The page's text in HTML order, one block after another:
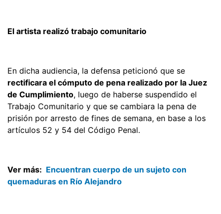
El artista realizó trabajo comunitario
En dicha audiencia, la defensa peticionó que se
rectificara el cómputo de pena realizado por la Juez
de Cumplimiento, luego de haberse suspendido el
Trabajo Comunitario y que se cambiara la pena de
prisión por arresto de fines de semana, en base a los
artículos 52 y 54 del Código Penal.
Ver más: Encuentran cuerpo de un sujeto con
quemaduras en Río Alejandro